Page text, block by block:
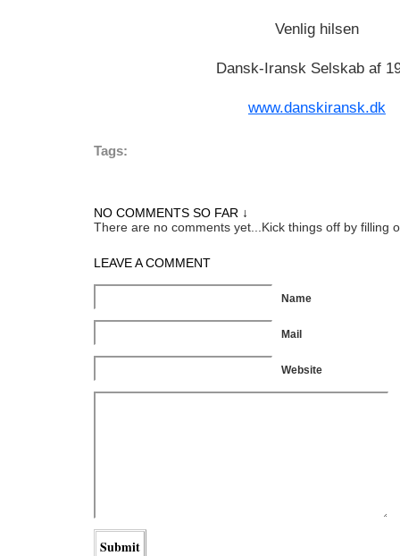
Venlig hilsen
Dansk-Iransk Selskab af
www.danskiransk.dk
Tags:
NO COMMENTS SO FAR ↓
There are no comments yet...Kick things off by filling
LEAVE A COMMENT
Name
Mail
Website